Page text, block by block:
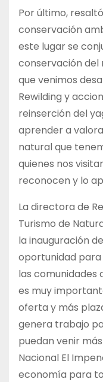
Por último,
conservación
este lugar se
conservación del
que venimos
Rewilding y
reinserción del
aprender a
natural que
quienes nos
reconocen y lo
La directora de
Turismo de
la inauguración
oportunidad
las comunidades
es muy
oferta y más
genera trabajo
puedan venir
Nacional El
economía para